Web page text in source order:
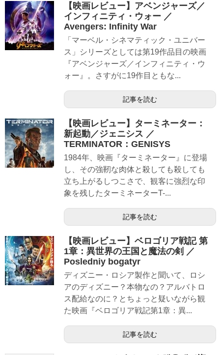
【映画レビュー】アベンジャーズ／
インフィニティ・ウォー ／
Avengers: Infinity War
「マーベル・シネマティック・ユニバー
ス」シリーズとしては第19作品目の映画
『アベンジャーズ／インフィニティ・ウ
ォー』。さすがに19作目ともな...
記事を読む
【映画レビュー】ターミネーター：
新起動／ジェニシス ／
TERMINATOR：GENISYS
1984年、映画『ターミネーター』に登場
し、その強靭な肉体と殺しても殺しても
立ち上がるしつこさで、観客に強烈な印
象を残したターミネーターT-...
記事を読む
【映画レビュー】ベロゴリア戦記 第
1章：異世界の王国と魔法の剣 ／
Posledniy bogatyr
ディズニー・ロシア製作と聞いて、ロシ
アのディズニー？本物なの？アルバトロ
ス配給なのに？とちょっと疑いながら観
た映画『ベロゴリア戦記第1章：異...
記事を読む